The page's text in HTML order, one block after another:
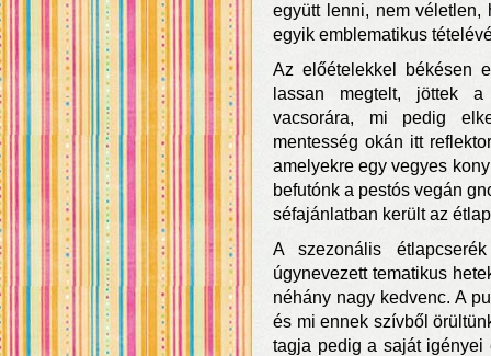
együtt lenni, nem
egyik emblematikus
Az előételekkel békésen
lassan megtelt, jöttek
vacsorára, mi pedig
mentesség okán itt
amelyekre egy vegyes
befutónk a pestós vegán
séfajánlatban került az
A szezonális
úgynevezett tematikus
néhány nagy kedvenc. A
és mi ennek szívből
tagja pedig a saját igényei